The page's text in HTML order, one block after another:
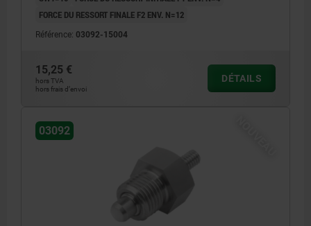
FORCE DU RESSORT FINALE F2 ENV. N=12
Référence: 03092-15004
15,25 €
hors TVA
hors frais d’envoi
DÉTAILS
03092